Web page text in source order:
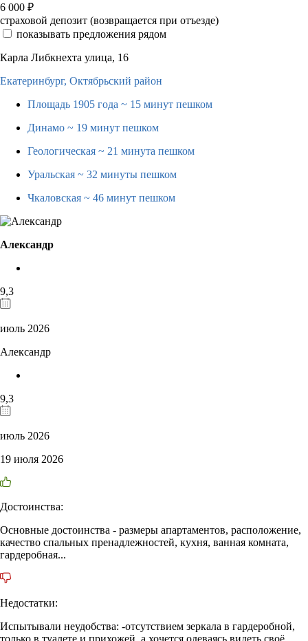
6 000 ₽
страховой депозит (возвращается при отъезде)
показывать предложения рядом
Карла Либкнехта улица, 16
Екатеринбург, Октябрьский район
Площадь 1905 года ~ 15 минут пешком
Динамо ~ 19 минут пешком
Геологическая ~ 21 минута пешком
Уральская ~ 32 минуты пешком
Чкаловская ~ 46 минут пешком
Александр
9,3
июль 2026
Александр
9,3
июль 2026
19 июля 2026
Достоинства:
Основные достоинства - размеры апартаментов, расположение,
качество спальных пренадлежностей, кухня, ванная комната,
гардеробная...
Недостатки:
Испытывали неудобства: -отсутствием зеркала в гардеробной,
только в туалете и прихожей, а хочется одеваясь видеть своё